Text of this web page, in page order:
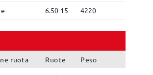
6.50-15 4220
ruota Ruote
Peso